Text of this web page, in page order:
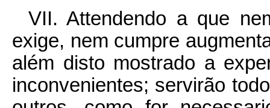
VII. Attendendo a que
exige, nem cumpre
além disto mostrado a
inconvenientes; servirão